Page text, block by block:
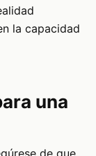
la capacidad
una
de que